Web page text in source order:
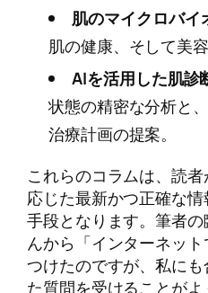
肌のマイクロバイ
肌の健康、そして美
AIを活用した肌診
状態の精密な分析と
治療計画の提案。
これらのコラムは、読
応じた最新かつ正確な
手段となります。筆者
んから「インターネッ
つけたのですが、私に
た質問を受けることが